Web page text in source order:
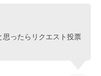
思ったらリクエスト投票